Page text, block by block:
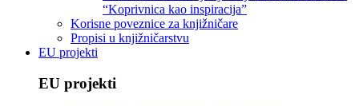
“Koprivnica kao inspiracija”
Korisne poveznice za knjižničare
Propisi u knjižničarstvu
EU projekti
EU projekti